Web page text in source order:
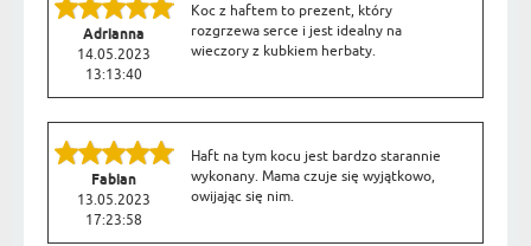
Adrianna
14.05.2023
13:13:40
Koc z haftem to prezent, który
rozgrzewa serce i jest idealny na
wieczory z kubkiem herbaty.
Fabian
13.05.2023
17:23:58
Haft na tym kocu jest bardzo starannie
wykonany. Mama czuje się wyjątkowo,
owijając się nim.